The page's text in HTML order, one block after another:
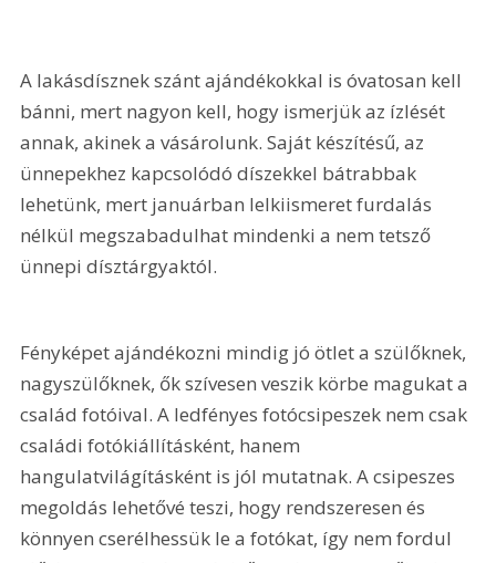
A lakásdísznek szánt ajándékokkal is óvatosan kell
bánni, mert nagyon kell, hogy ismerjük az ízlését
annak, akinek a vásárolunk. Saját készítésű, az
ünnepekhez kapcsolódó díszekkel bátrabbak
lehetünk, mert januárban lelkiismeret furdalás
nélkül megszabadulhat mindenki a nem tetsző
ünnepi dísztárgyaktól.
Fényképet ajándékozni mindig jó ötlet a szülőknek,
nagyszülőknek, ők szívesen veszik körbe magukat a
család fotóival. A ledfényes fotócsipeszek nem csak
családi fotókiállításként, hanem
hangulatvilágításként is jól mutatnak. A csipeszes
megoldás lehetővé teszi, hogy rendszeresen és
könnyen cserélhessük le a fotókat, így nem fordul